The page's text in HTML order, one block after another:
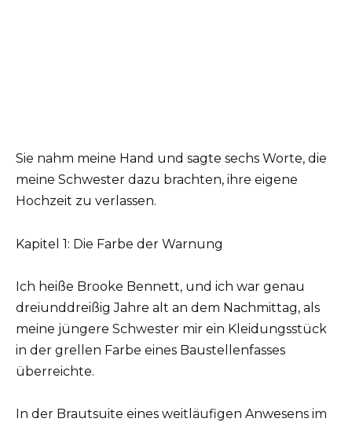
Sie nahm meine Hand und sagte sechs Worte, die
meine Schwester dazu brachten, ihre eigene
Hochzeit zu verlassen.
Kapitel 1: Die Farbe der Warnung
Ich heiße Brooke Bennett, und ich war genau
dreiunddreißig Jahre alt an dem Nachmittag, als
meine jüngere Schwester mir ein Kleidungsstück
in der grellen Farbe eines Baustellenfasses
überreichte.
In der Brautsuite eines weitläufigen Anwesens im